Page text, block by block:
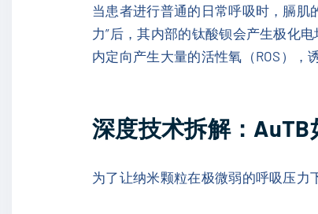
当患者进行普通的日常呼吸时，膈肌
力”后，其内部的钛酸钡会产生极化
内定向产生大量的活性氧（ROS），
深度技术拆解：AuTB
为了让纳米颗粒在极微弱的呼吸压力